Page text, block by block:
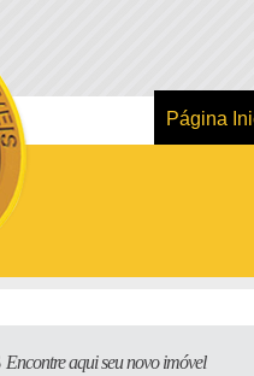
Página
Encontre aqui seu novo imóvel